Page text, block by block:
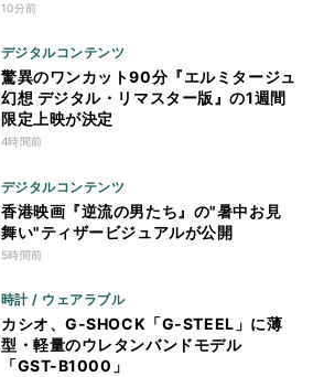
10分前
デジタルコンテンツ
驚異のワンカット90分『エルミタージュ
幻想 デジタル・リマスター版』の1週間
限定上映が決定
4時間前
デジタルコンテンツ
香港映画『逆流の男たち』の"暑中お見
舞い"ティザービジュアルが公開
5時間前
時計 / ウェアラブル
カシオ、G-SHOCK「G-STEEL」に薄
型・軽量のウレタンバンドモデル
「GST-B1000」